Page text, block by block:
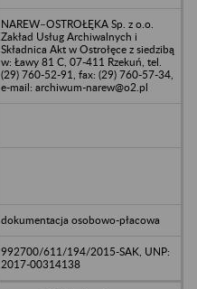
NAREW–OSTROŁĘKA Sp. z o.o.
Zakład Usług Archiwalnych i
Składnica Akt w Ostrołęce z siedzibą
w: Ławy 81 C, 07-411 Rzekuń, tel.
(29) 760-52-91, fax: (29) 760-57-34,
e-mail: archiwum-narew@o2.pl
dokumentacja osobowo-płacowa
992700/611/194/2015-SAK, UNP:
2017-00314138